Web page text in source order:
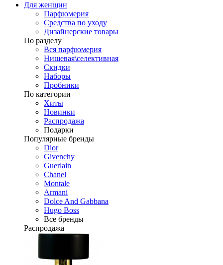
Для женщин
Парфюмерия
Средства по уходу
Дизайнерские товары
По разделу
Вся парфюмерия
Нишевая\селективная
Скидки
Наборы
Пробники
По категории
Хиты
Новинки
Распродажа
Подарки
Популярные бренды
Dior
Givenchy
Guerlain
Chanel
Montale
Armani
Dolce And Gabbana
Hugo Boss
Все бренды
Распродажа